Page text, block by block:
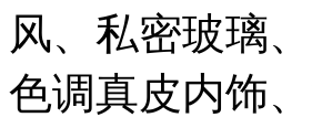
风、私密玻璃
色调真皮内饰